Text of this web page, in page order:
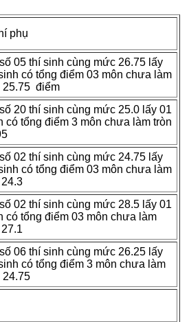
phụ
05 thí sinh cùng mức 26.75 lấy
có tổng điểm 03 môn chưa làm
25.75 điểm
20 thí sinh cùng mức 25.0 lấy 01
có tổng điểm 3 môn chưa làm tròn
02 thí sinh cùng mức 24.75 lấy
có tổng điểm 03 môn chưa làm
02 thí sinh cùng mức 28.5 lấy 01
có tổng điểm 03 môn chưa làm
06 thí sinh cùng mức 26.25 lấy
có tổng điểm 3 môn chưa làm
24.75